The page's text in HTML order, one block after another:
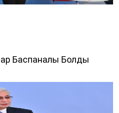
Баспаналы Болды